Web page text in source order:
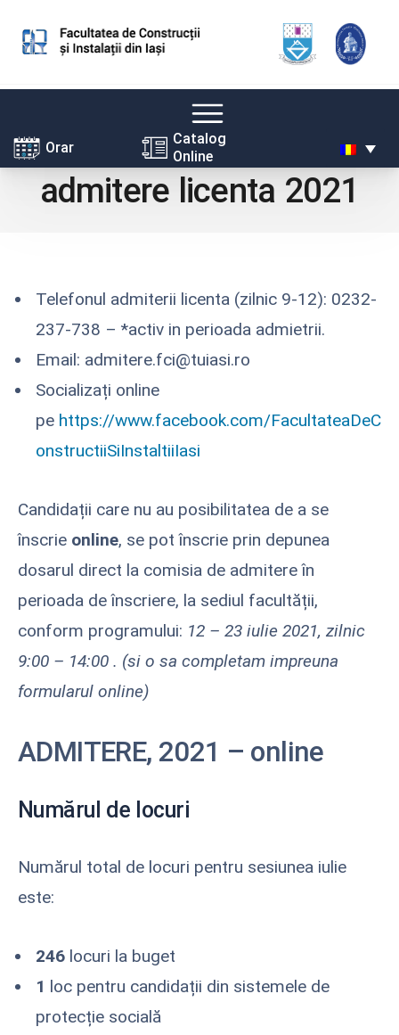
Skip
content
Orar
Catalog
Online
admitere licenta 2021
Telefonul admiterii licenta (zilnic 9-12): 0232-
237-738 – *activ in perioada admietrii.
Email: admitere.fci@tuiasi.ro
Socializați online
pe https://www.facebook.com/FacultateaDeC
onstructiiSiInstaltiiIasi
Candidații care nu au posibilitatea de a se
înscrie online, se pot înscrie prin depunea
dosarul direct la comisia de admitere în
perioada de înscriere, la sediul facultății,
conform programului: 12 – 23 iulie 2021, zilnic
9:00 – 14:00 . (si o sa completam impreuna
formularul online)
ADMITERE, 2021 – online
Numărul de locuri
Numărul total de locuri pentru sesiunea iulie
este:
246 locuri la buget
1 loc pentru candidații din sistemele de
protecție socială